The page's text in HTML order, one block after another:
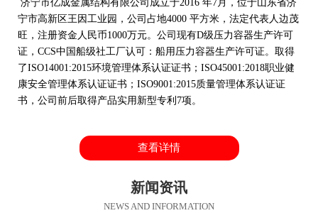
济宁市亿成金属结构有限公司成立于2016 年7月，位于山东省济
宁市高新区王因工业园，公司占地4000 平方米，法定代表人边茂
旺，注册资金人民币1000万元。公司现有D级压力容器生产许可
证，CCS中国船级社工厂认可：船用压力容器生产许可证。取得
了ISO14001:2015环境管理体系认证证书；ISO45001:2018职业健
康安全管理体系认证证书；ISO9001:2015质量管理体系认证证
书，公司前后取得产品实用新型专利7项。
查看详情
新闻资讯
NEWS AND INFORMATION